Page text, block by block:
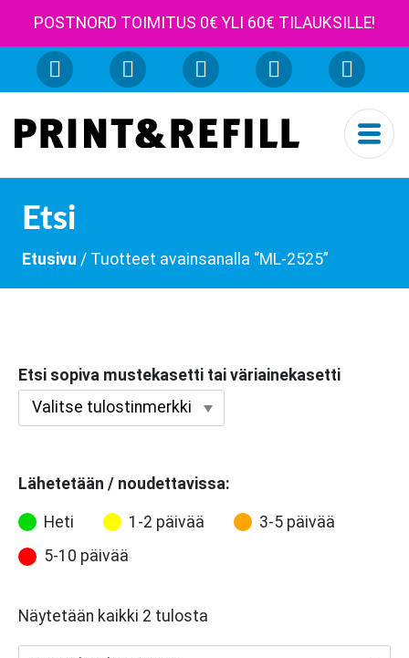
POSTNORD TOIMITUS 0€ YLI 60€ TILAUKSILLE!
Etsi
Etusivu / Tuotteet avainsanalla “ML-2525”
Etsi sopiva mustekasetti tai väriainekasetti
Lähetetään / noudettavissa:
Heti 1-2 päivää
3-5 päivää
5-10 päivää
Näytetään kaikki 2 tulosta